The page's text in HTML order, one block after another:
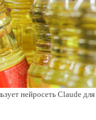
нейросеть Claude для